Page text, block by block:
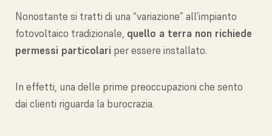
Nonostante si tratti di una “variazione” all’impianto
fotovoltaico tradizionale, quello a terra non richiede
permessi particolari per essere installato.
In effetti, una delle prime preoccupazioni che sento
dai clienti riguarda la burocrazia.